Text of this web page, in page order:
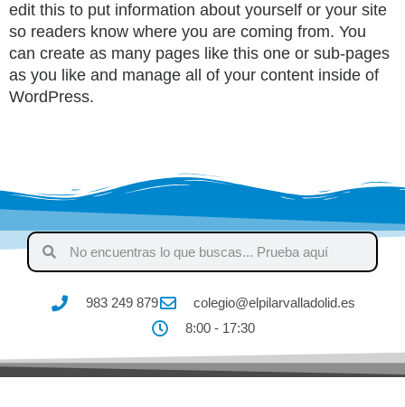
edit this to put information about yourself or your site
so readers know where you are coming from. You
can create as many pages like this one or sub-pages
as you like and manage all of your content inside of
WordPress.
983 249 879
colegio@elpilarvalladolid.es
8:00 - 17:30